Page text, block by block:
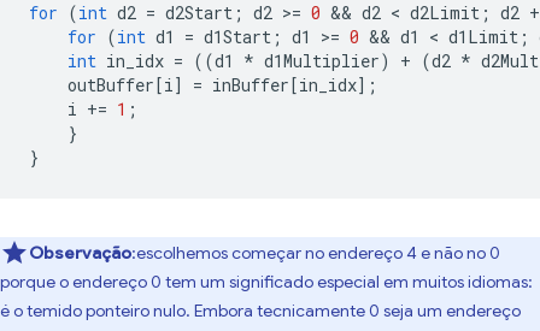
for (int d2 = d2Start ; d2 >= 0 && d2 < d2Limit ; d2
for (int d1 = d1Start ; d1 >= 0 && d1 < d1Limit ;
int in_idx = ((d1 * d1Multiplier) + (d2 *
outBuffer[i] = inBuffer[in_idx];
i += 1 ;
}
}
Observação:escolhemos começar no endereço 4 e não no 0
porque o endereço 0 tem um significado especial em muitos idiomas:
é o temido ponteiro nulo. Embora tecnicamente 0 seja um endereço